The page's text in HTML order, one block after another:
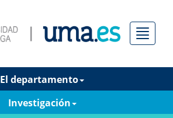
Menú
El departamento
Investigación